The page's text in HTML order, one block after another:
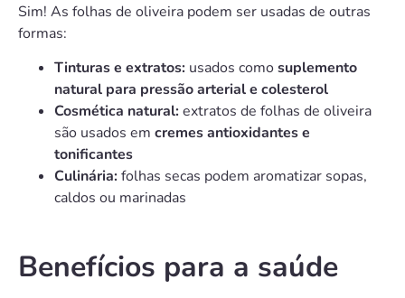
Sim! As folhas de oliveira podem ser usadas de outras
formas:
Tinturas e extratos: usados comosuplemento
natural para pressão arterial e colesterol
Cosmética natural:extratos de folhas de oliveira
são usados em cremes antioxidantes e
tonificantes
Culinária:folhas secas podem aromatizar sopas,
caldos ou marinadas
Benefícios para a saúde